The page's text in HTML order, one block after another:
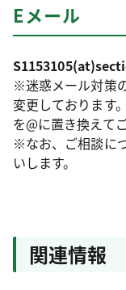
Eメール
※迷惑メール対策
変更しております
を@に置き換えて
※なお、ご相談に
いします。
関連情報